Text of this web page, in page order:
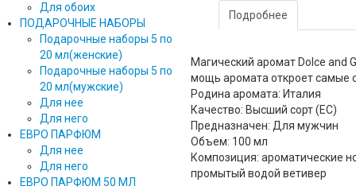
Для обоих
ПОДАРОЧНЫЕ НАБОРЫ
Подарочные наборы 5 по
20 мл(женские)
Подарочные наборы 5 по
20 мл(мужские)
Для нее
Для него
ЕВРО ПАРФЮМ
Для нее
Для него
ЕВРО ПАРФЮМ 50 МЛ
Подробнее
Магический аромат Dolce and
мощь аромата откроет самые
Родина аромата: Италия
Качество: Высший сорт (ЕС)
Предназначен: Для мужчин
Объем: 100 мл
Композиция: ароматические
промытый водой ветивер